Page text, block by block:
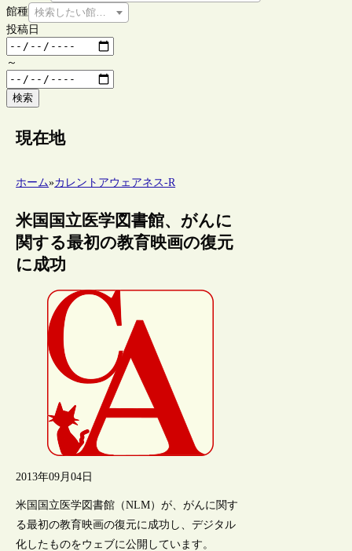
館種 検索したい館種を選択してください
投稿日
～
検索
現在地
ホーム»カレントアウェアネス-R
米国国立医学図書館、がんに
関する最初の教育映画の復元
に成功
2013年09月04日
米国国立医学図書館（NLM）が、がんに関す
る最初の教育映画の復元に成功し、デジタル
化したものをウェブに公開しています。